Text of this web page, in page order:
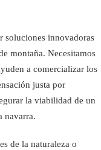
soluciones innovadoras
montaña. Necesitamos
a comercializar los
justa por
la viabilidad de un
navarra.
de la naturaleza o